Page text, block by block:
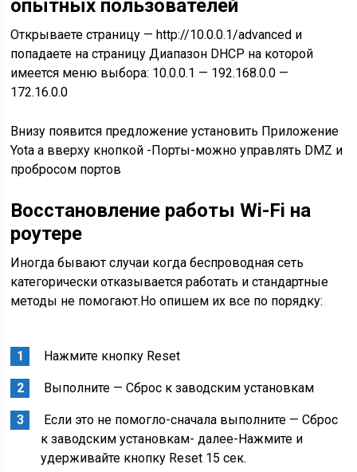
опытных пользователей
Открываете страницу — http://10.0.0.1/advanced и
попадаете на страницу Диапазон DHCP на которой
имеется меню выбора: 10.0.0.1 — 192.168.0.0 —
172.16.0.0
Внизу появится предложение установить Приложение
Yota а вверху кнопкой -Порты-можно управлять DMZ и
пробросом портов
Восстановление работы Wi-Fi на
роутере
Иногда бывают случаи когда беспроводная сеть
категорически отказывается работать и стандартные
методы не помогают.Но опишем их все по порядку:
Нажмите кнопку Reset
Выполните — Сброс к заводским установкам
Если это не помогло-сначала выполните — Сброс
к заводским установкам- далее-Нажмите и
удерживайте кнопку Reset 15 сек.